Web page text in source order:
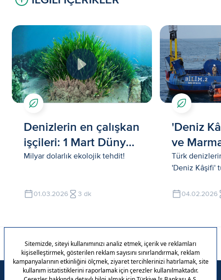
Denizlerin en çalışkan
işçileri: 1 Mart Dünya
Deniz Çayırları Günü
Milyar dolarlık ekolojik tehdit!
01.03.2026 3 dk
'Deniz
ve
Sıcaklık
Türk
'Deniz Kâşifi'
04.02.2026
Ana Sayfa Çevre Doğa Eğitim Programları